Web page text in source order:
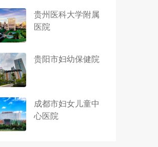
贵州医科大学附属
医院
贵阳市妇幼保健院
成都市妇女儿童中
心医院